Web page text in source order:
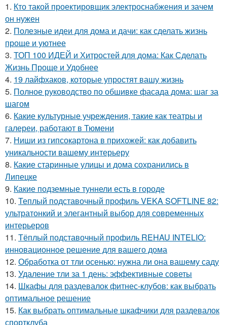
1. Кто такой проектировщик электроснабжения и зачем
он нужен
2. Полезные идеи для дома и дачи: как сделать жизнь
проще и уютнее
3. ТОП 100 ИДЕЙ и Хитростей для дома: Как Сделать
Жизнь Проще и Удобнее
4. 19 лайфхаков, которые упростят вашу жизнь
5. Полное руководство по обшивке фасада дома: шаг за
шагом
6. Какие культурные учреждения, такие как театры и
галереи, работают в Тюмени
7. Ниши из гипсокартона в прихожей: как добавить
уникальности вашему интерьеру
8. Какие старинные улицы и дома сохранились в
Липецке
9. Какие подземные туннели есть в городе
10. Теплый подставочный профиль VEKA SOFTLINE 82:
ультратонкий и элегантный выбор для современных
интерьеров
11. Тёплый подставочный профиль REHAU INTELIO:
инновационное решение для вашего дома
12. Обработка от тли осенью: нужна ли она вашему саду
13. Удаление тли за 1 день: эффективные советы
14. Шкафы для раздевалок фитнес-клубов: как выбрать
оптимальное решение
15. Как выбрать оптимальные шкафчики для раздевалок
спортклуба